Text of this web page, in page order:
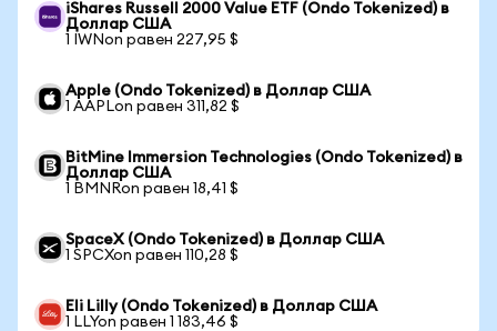
iShares Russell 2000 Value ETF (Ondo Tokenized) в
Доллар США
1 IWNon равен 227,95 $
Apple (Ondo Tokenized) в Доллар США
1 AAPLon равен 311,82 $
BitMine Immersion Technologies (Ondo Tokenized) в
Доллар США
1 BMNRon равен 18,41 $
SpaceX (Ondo Tokenized) в Доллар США
1 SPCXon равен 110,28 $
Eli Lilly (Ondo Tokenized) в Доллар США
1 LLYon равен 1 183,46 $